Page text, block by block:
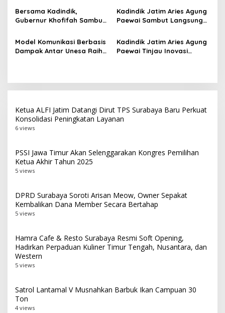
Juara Umum LKS Nasional
ATS Lolos Verifikasi dan
Siap Belajar
Bersama Kadindik,
Gubernur Khofifah Sambut
Umum LKS Dikmen Nasional
2026 di Grahadi
Kadindik Jatim Aries Agung
Paewai Sambut Langsung
Dikmen Nasional 2026 di
Pasar Turi
Model Komunikasi Berbasis
Dampak Antar Unesa Raih
Kadindik Jatim Aries Agung
Paewai Tinjau Inovasi
Ketua ALFI Jatim Datangi Dirut TPS Surabaya Baru Perkuat
Konsolidasi Peningkatan Layanan
6 views
PSSI Jawa Timur Akan Selenggarakan Kongres Pemilihan
Ketua Akhir Tahun 2025
5 views
DPRD Surabaya Soroti Arisan Meow, Owner Sepakat
Kembalikan Dana Member Secara Bertahap
5 views
Hamra Cafe & Resto Surabaya Resmi Soft Opening,
Hadirkan Perpaduan Kuliner Timur Tengah, Nusantara, dan
Western
5 views
Satrol Lantamal V Musnahkan Barbuk Ikan Campuan 30
Ton
4 views